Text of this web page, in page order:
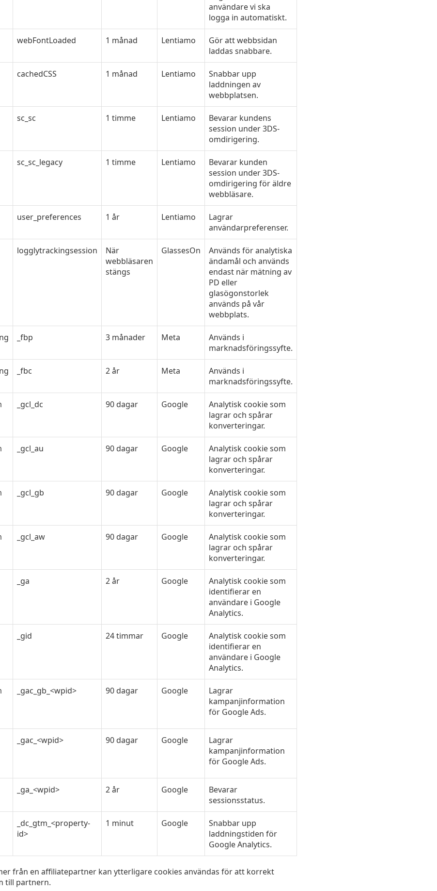
användare vi ska
logga in automatiskt.
webFontLoaded 1 månad Lentiamo
Gör att webbsidan
laddas snabbare.
cachedCSS 1 månad Lentiamo
Snabbar upp
laddningen av
webbplatsen.
sc_sc 1 timme Lentiamo
Bevarar kundens
session under 3DS-
omdirigering.
sc_sc_legacy 1 timme Lentiamo
Bevarar kunden
session under 3DS-
omdirigering för äldre
webbläsare.
user_preferences 1 år Lentiamo
Lagrar
användarpreferenser.
logglytrackingsession
När
webbläsaren
stängs
GlassesOn
Används för analytiska
ändamål och används
endast när mätning av
PD eller
glasögonstorlek
används på vår
webbplats.
_fbp 3 månader Meta
Används i
marknadsföringssyfte.
_fbc 2 år Meta
Används i
marknadsföringssyfte.
_gcl_dc 90 dagar Google
Analytisk cookie som
lagrar och spårar
konverteringar.
_gcl_au 90 dagar Google
Analytisk cookie som
lagrar och spårar
konverteringar.
_gcl_gb 90 dagar Google
Analytisk cookie som
lagrar och spårar
konverteringar.
_gcl_aw 90 dagar Google
Analytisk cookie som
lagrar och spårar
konverteringar.
_ga 2 år Google
Analytisk cookie som
identifierar en
användare i Google
Analytics.
_gid 24 timmar Google
Analytisk cookie som
identifierar en
användare i Google
Analytics.
_gac_gb_<wpid> 90 dagar Google
Lagrar
kampanjinformation
för Google Ads.
_gac_<wpid> 90 dagar Google
Lagrar
kampanjinformation
för Google Ads.
_ga_<wpid> 2 år Google
Bevarar
sessionsstatus.
_dc_gtm_<property-
id>
1 minut Google
Snabbar upp
laddningstiden för
Google Analytics.
från en affiliatepartner kan ytterligare cookies användas för att korrekt
till partnern.